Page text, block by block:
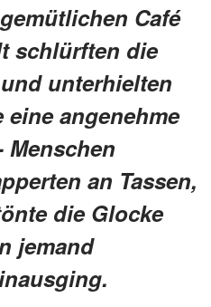
Café
schlürften die
unterhielten
angenehme
Menschen
an Tassen,
die Glocke
jemand